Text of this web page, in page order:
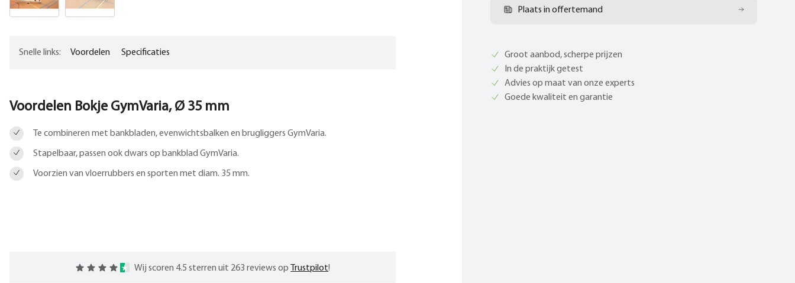
Plaats in offertemand
Groot aanbod, scherpe prijzen
In de praktijk getest
Advies op maat van onze experts
Goede kwaliteit en garantie
Snelle links: Voordelen Specificaties
Voordelen Bokje GymVaria, Ø 35 mm
Te combineren met bankbladen, evenwichtsbalken en brugliggers GymVaria.
Stapelbaar, passen ook dwars op bankblad GymVaria.
Voorzien van vloerrubbers en sporten met diam. 35 mm.
Wij scoren 4.5 sterren uit 263 reviews op Trustpilot!